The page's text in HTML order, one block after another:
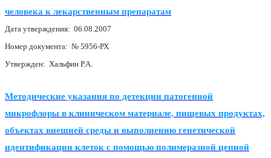
человека к лекарственным препаратам
Дата утверждения: 06.08.2007
Номер документа: № 5956-РХ
Утвержден: Хальфин Р.А.
Методические указания по детекции патогенной
микрофлоры в клиническом материале, пищевых продуктах,
объектах внешней среды и выполнению генетической
идентификации клеток с помощью полимеразной цепной